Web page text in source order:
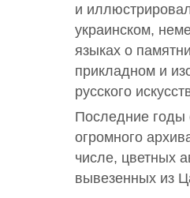
и
украинском,
языках о
прикладном и
русского
Последние годы
огромного
числе, цветных
вывезенных из